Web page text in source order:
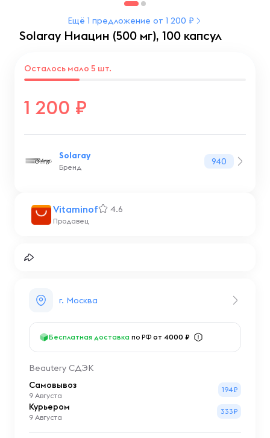
Ещё 1 предложение от 1 200 ₽
Solaray Ниацин (500 мг), 100 капсул
Vitaminof 4.6
Продавец
1 200
Осталось мало 5 шт.
Solaray
Бренд
940
г. Москва
Бесплатная доставка по РФ от 4000 ₽
Beautery СДЭК
Самовывоз
9 Августа
194₽
Курьером
9 Августа
333₽